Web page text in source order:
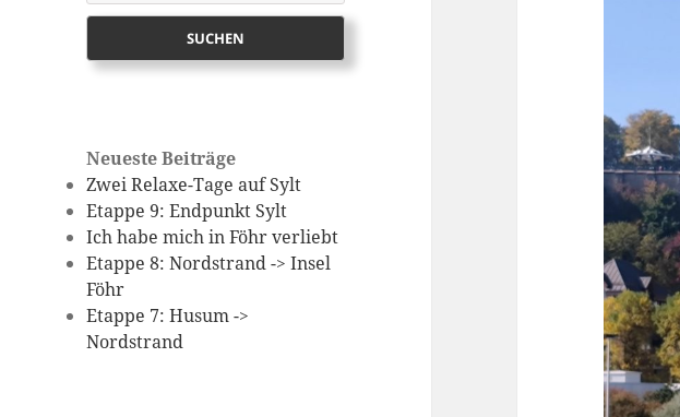
SUCHEN
Neueste Beiträge
Zwei Relaxe-Tage auf Sylt
Etappe 9: Endpunkt Sylt
Ich habe mich in Föhr verliebt
Etappe 8: Nordstrand -> Insel
Föhr
Etappe 7: Husum ->
Nordstrand